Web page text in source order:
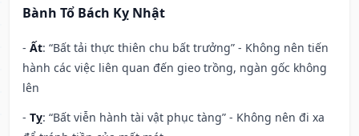
Bành Tổ Bách Kỵ Nhật
- Ất: “Bất tải thực thiên chu bất trưởng” - Không nên tiến
hành các việc liên quan đến gieo trồng, ngàn gốc không
lên
- Tỵ: “Bất viễn hành tài vật phục tàng” - Không nên đi xa